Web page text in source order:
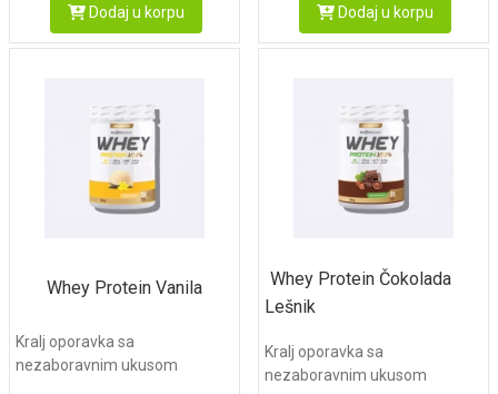
Dodaj u korpu Dodaj u korpu
Whey Protein Vanila
Kralj oporavka sa
nezaboravnim ukusom
Whey Protein Čokolada
Lešnik
Kralj oporavka sa
nezaboravnim ukusom